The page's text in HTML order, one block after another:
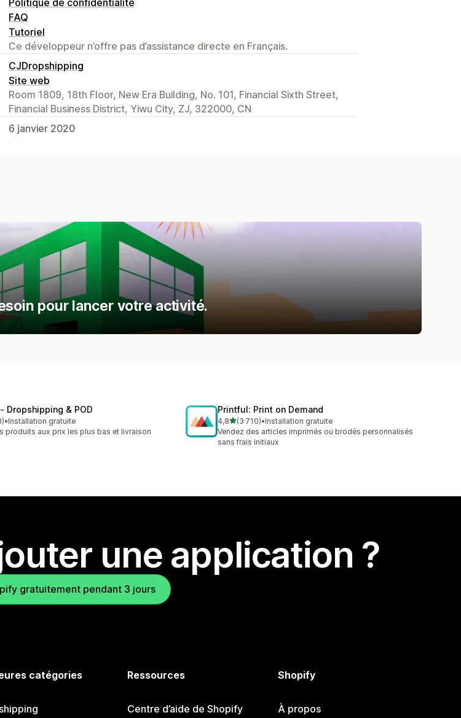
FAQ
Tutoriel
Ce développeur n’offre pas d’assistance directe en Français.
CJDropshipping
Site web
Room 1809, 18th Floor, New Era Building, No. 101, Financial Sixth Street,
Financial Business District, Yiwu City, ZJ, 322000, CN
6 janvier 2020
pour lancer votre activité.
Dropshipping & POD
sur 5
total
•Installation gratuite
produits aux prix les plus bas et livraison
Printful: Print on Demand
4,8étoile(s) sur 5
(3 710)
3710 avis au total
•Installation gratuite
Vendez des articles imprimés ou brodés personnalisés
sans frais initiaux
une application ?
gratuitement pendant 3 jours
catégories Ressources
Centre d’aide de Shopify
Shopify
À propos